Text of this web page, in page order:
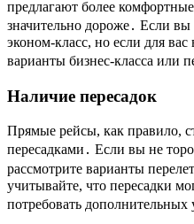
предлагают более
значительно дороже․ Если
эконом-класс, но если для
варианты бизнес-класса или
Наличие пересадок
Прямые рейсы, как правило,
пересадками․ Если вы не
рассмотрите варианты
учитывайте, что пересадки
потребовать дополнительных